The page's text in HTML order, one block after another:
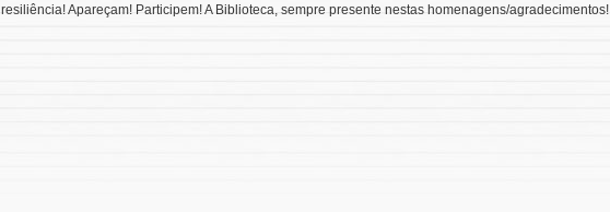
resiliência! Apareçam! Participem! A Biblioteca, sempre presente nestas homenagens/agradecimentos!